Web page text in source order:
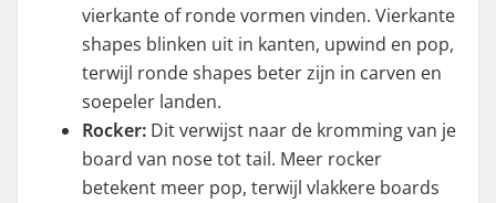
vierkante of ronde vormen vinden. Vierkante
shapes blinken uit in kanten, upwind en pop,
terwijl ronde shapes beter zijn in carven en
soepeler landen.
Rocker: Dit verwijst naar de kromming van je
board van nose tot tail. Meer rocker
betekent meer pop, terwijl vlakkere boards